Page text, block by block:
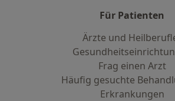
Für Patienten
Ärzte und
Frag einen Arzt
Häufig gesuchte
Erkrankungen